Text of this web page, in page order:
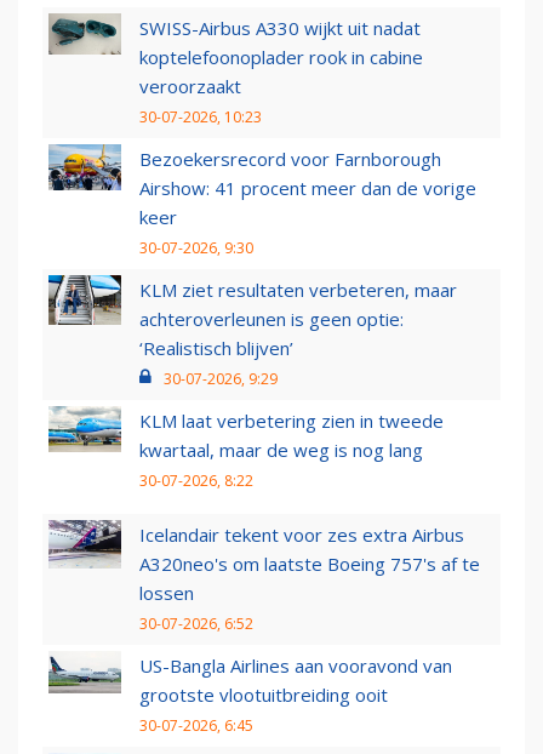
SWISS-Airbus A330 wijkt uit nadat
koptelefoonoplader rook in cabine
veroorzaakt
30-07-2026, 10:23
Bezoekersrecord voor Farnborough
Airshow: 41 procent meer dan de vorige
keer
30-07-2026, 9:30
KLM ziet resultaten verbeteren, maar
achteroverleunen is geen optie:
‘Realistisch blijven’
30-07-2026, 9:29
KLM laat verbetering zien in tweede
kwartaal, maar de weg is nog lang
30-07-2026, 8:22
Icelandair tekent voor zes extra Airbus
A320neo's om laatste Boeing 757's af te
lossen
30-07-2026, 6:52
US-Bangla Airlines aan vooravond van
grootste vlootuitbreiding ooit
30-07-2026, 6:45